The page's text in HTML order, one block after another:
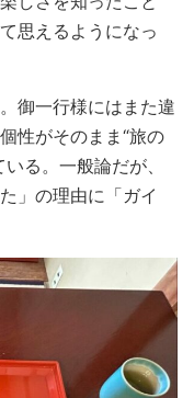
思えるようになっ
御一行様にはまた違
性がそのまま“旅の
る。一般論だが、
」の理由に「ガイ